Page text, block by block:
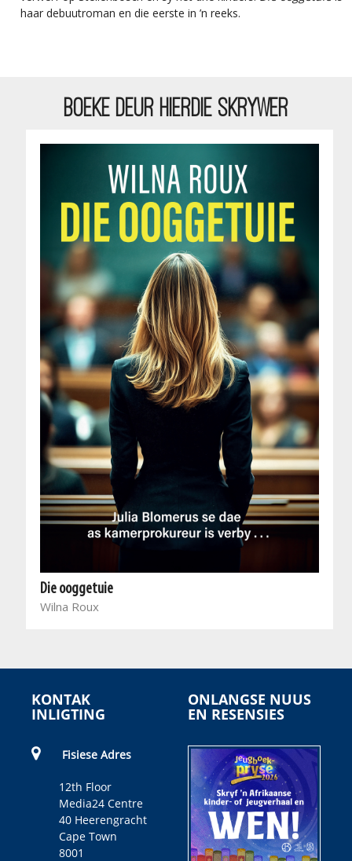
haar debuutroman en die eerste in ’n reeks.
BOEKE DEUR HIERDIE SKRYWER
Die ooggetuie
Wilna Roux
KONTAK
INLIGTING
Fisiese Adres
12th Floor
Media24 Centre
40 Heerengracht
Cape Town
8001
ONLANGSE NUUS
EN RESENSIES